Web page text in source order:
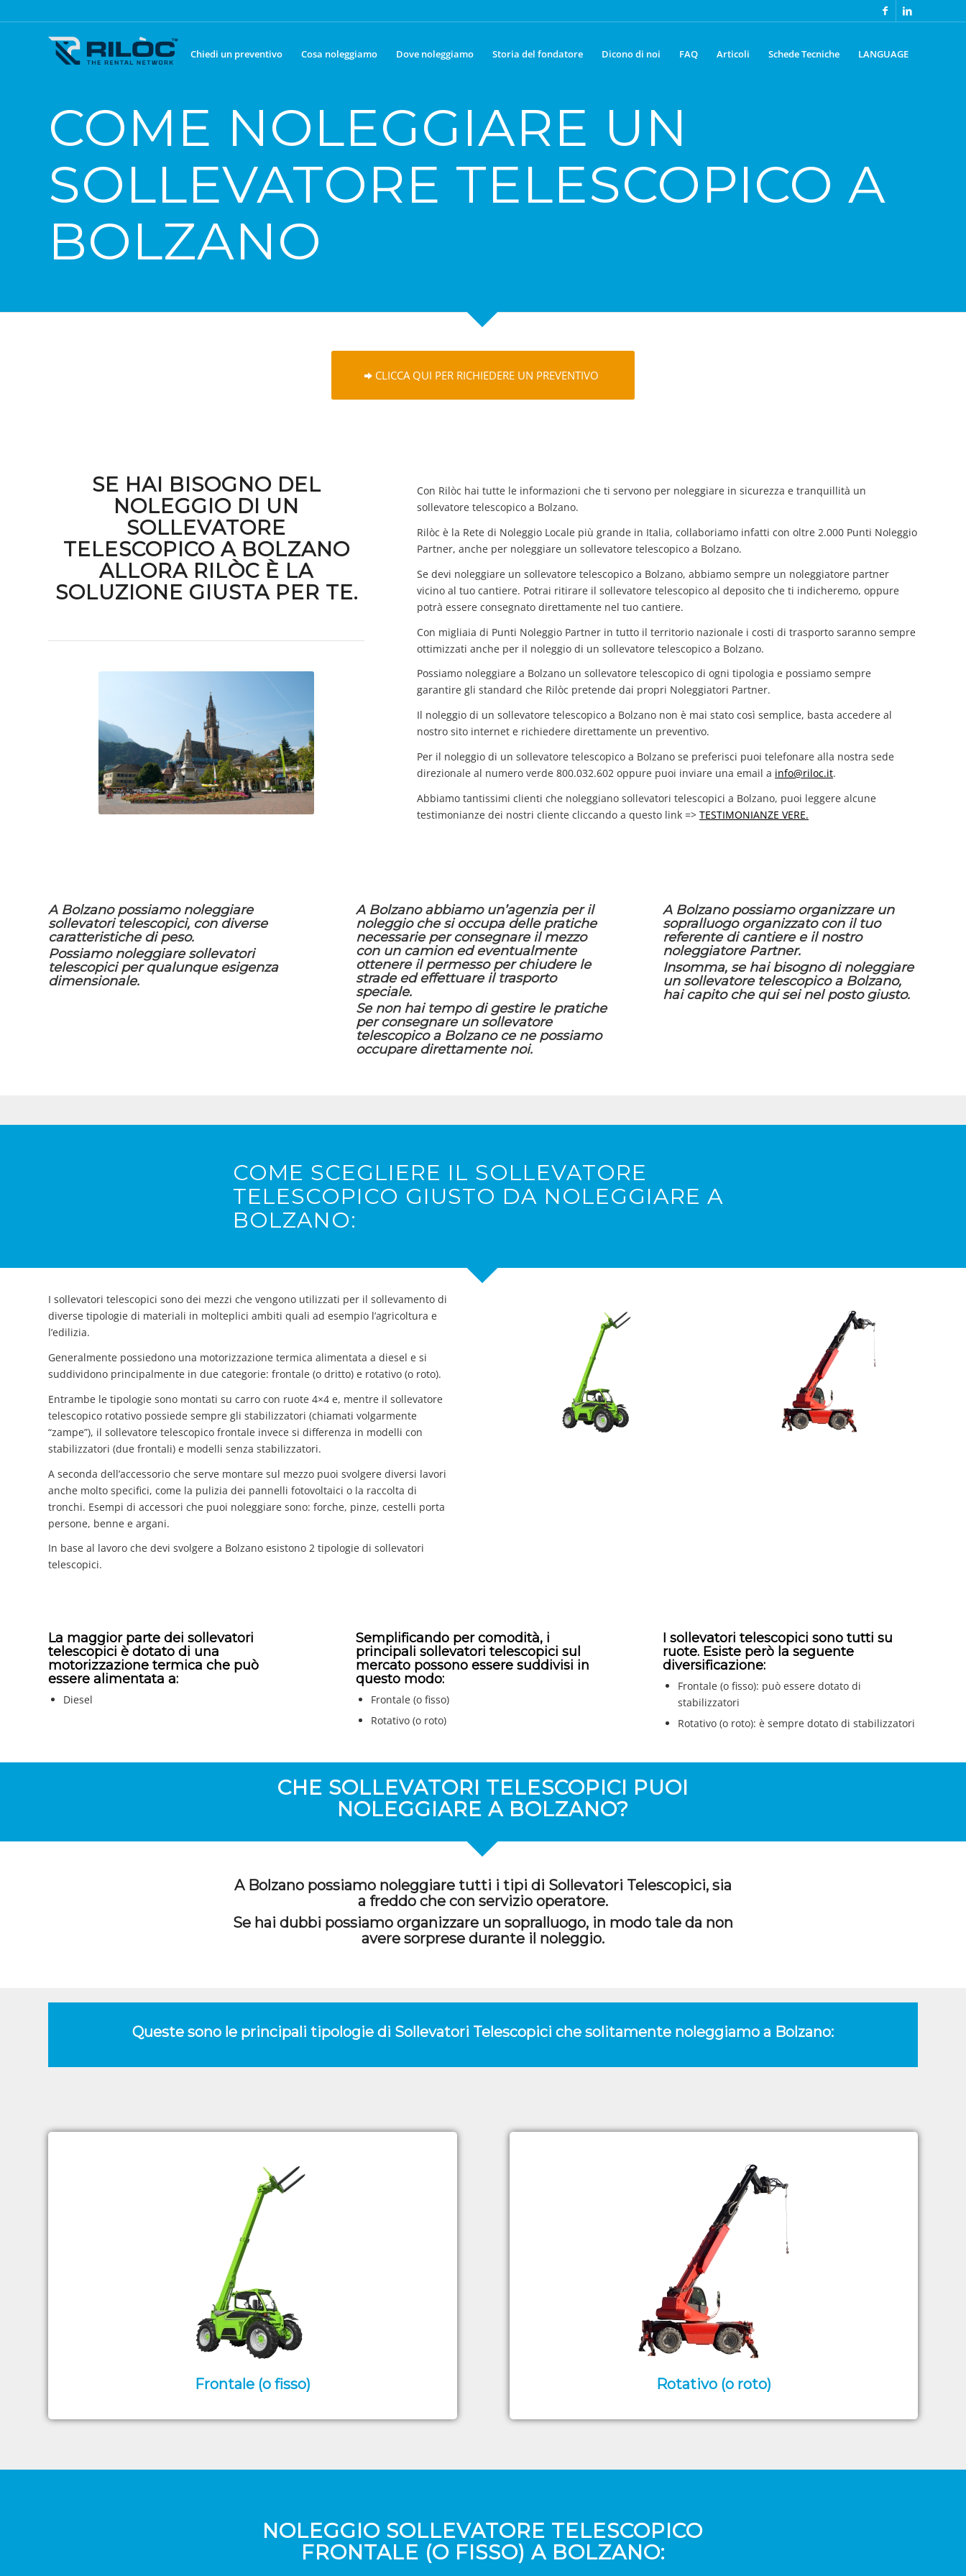
Chiedi un preventivo Cosa noleggiamo Dove noleggiamo Storia del fondatore Dicono di noi FAQ Articoli Schede Tecniche LANGUAGE
COME NOLEGGIARE UN
SOLLEVATORE TELESCOPICO A
BOLZANO
CLICCA QUI PER RICHIEDERE UN PREVENTIVO
SE HAI BISOGNO DEL
NOLEGGIO DI UN
SOLLEVATORE
TELESCOPICO A BOLZANO
ALLORA RILÒC È LA
SOLUZIONE GIUSTA PER TE.
Con Rilòc hai tutte le informazioni che ti servono per noleggiare in sicurezza e tranquillità un
sollevatore telescopico a Bolzano.
Rilòc è la Rete di Noleggio Locale più grande in Italia, collaboriamo infatti con oltre 2.000 Punti Noleggio
Partner, anche per noleggiare un sollevatore telescopico a Bolzano.
Se devi noleggiare un sollevatore telescopico a Bolzano, abbiamo sempre un noleggiatore partner
vicino al tuo cantiere. Potrai ritirare il sollevatore telescopico al deposito che ti indicheremo, oppure
potrà essere consegnato direttamente nel tuo cantiere.
Con migliaia di Punti Noleggio Partner in tutto il territorio nazionale i costi di trasporto saranno sempre
ottimizzati anche per il noleggio di un sollevatore telescopico a Bolzano.
Possiamo noleggiare a Bolzano un sollevatore telescopico di ogni tipologia e possiamo sempre
garantire gli standard che Rilòc pretende dai propri Noleggiatori Partner.
Il noleggio di un sollevatore telescopico a Bolzano non è mai stato così semplice, basta accedere al
nostro sito internet e richiedere direttamente un preventivo.
Per il noleggio di un sollevatore telescopico a Bolzano se preferisci puoi telefonare alla nostra sede
direzionale al numero verde 800.032.602 oppure puoi inviare una email a info@riloc.it.
Abbiamo tantissimi clienti che noleggiano sollevatori telescopici a Bolzano, puoi leggere alcune
testimonianze dei nostri cliente cliccando a questo link =>TESTIMONIANZE VERE.
A Bolzano possiamo noleggiare
sollevatori telescopici, con diverse
caratteristiche di peso.
Possiamo noleggiare sollevatori
telescopici per qualunque esigenza
dimensionale.
A Bolzano abbiamo un’agenzia per il
noleggio che si occupa delle pratiche
necessarie per consegnare il mezzo
con un camion ed eventualmente
ottenere il permesso per chiudere le
strade ed effettuare il trasporto
speciale.
Se non hai tempo di gestire le pratiche
per consegnare un sollevatore
telescopico a Bolzano ce ne possiamo
occupare direttamente noi.
A Bolzano possiamo organizzare un
sopralluogo organizzato con il tuo
referente di cantiere e il nostro
noleggiatore Partner.
Insomma, se hai bisogno di noleggiare
un sollevatore telescopico a Bolzano,
hai capito che qui sei nel posto giusto.
COME SCEGLIERE IL SOLLEVATORE
TELESCOPICO GIUSTO DA NOLEGGIARE A
BOLZANO:
I sollevatori telescopici sono dei mezzi che vengono utilizzati per il sollevamento di
diverse tipologie di materiali in molteplici ambiti quali ad esempio l’agricoltura e
l’edilizia.
Generalmente possiedono una motorizzazione termica alimentata a diesel e si
suddividono principalmente in due categorie: frontale (o dritto) e rotativo (o roto).
Entrambe le tipologie sono montati su carro con ruote 4×4 e, mentre il sollevatore
telescopico rotativo possiede sempre gli stabilizzatori (chiamati volgarmente
“zampe”), il sollevatore telescopico frontale invece si differenza in modelli con
stabilizzatori (due frontali) e modelli senza stabilizzatori.
A seconda dell’accessorio che serve montare sul mezzo puoi svolgere diversi lavori
anche molto specifici, come la pulizia dei pannelli fotovoltaici o la raccolta di
tronchi. Esempi di accessori che puoi noleggiare sono: forche, pinze, cestelli porta
persone, benne e argani.
In base al lavoro che devi svolgere a Bolzano esistono 2 tipologie di sollevatori
telescopici.
La maggior parte dei sollevatori
telescopici è dotato di una
motorizzazione termica che può
essere alimentata a:
Diesel
Semplificando per comodità, i
principali sollevatori telescopici sul
mercato possono essere suddivisi in
questo modo:
Frontale (o fisso)
Rotativo (o roto)
I sollevatori telescopici sono tutti su
ruote. Esiste però la seguente
diversificazione:
Frontale (o fisso): può essere dotato di
stabilizzatori
Rotativo (o roto): è sempre dotato di stabilizzatori
CHE SOLLEVATORI TELESCOPICI PUOI
NOLEGGIARE A BOLZANO?
A Bolzano possiamo noleggiare tutti i tipi di Sollevatori Telescopici, sia
a freddo che con servizio operatore.
Se hai dubbi possiamo organizzare un sopralluogo, in modo tale da non
avere sorprese durante il noleggio.
Queste sono le principali tipologie di Sollevatori Telescopici che solitamente noleggiamo a Bolzano:
Frontale (o fisso) Rotativo (o roto)
NOLEGGIO SOLLEVATORE TELESCOPICO
FRONTALE (O FISSO) A BOLZANO: